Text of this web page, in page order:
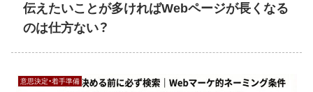
伝えたいことが多ければWebページが長くなる
のは仕方ない？
意思決定・着手準備